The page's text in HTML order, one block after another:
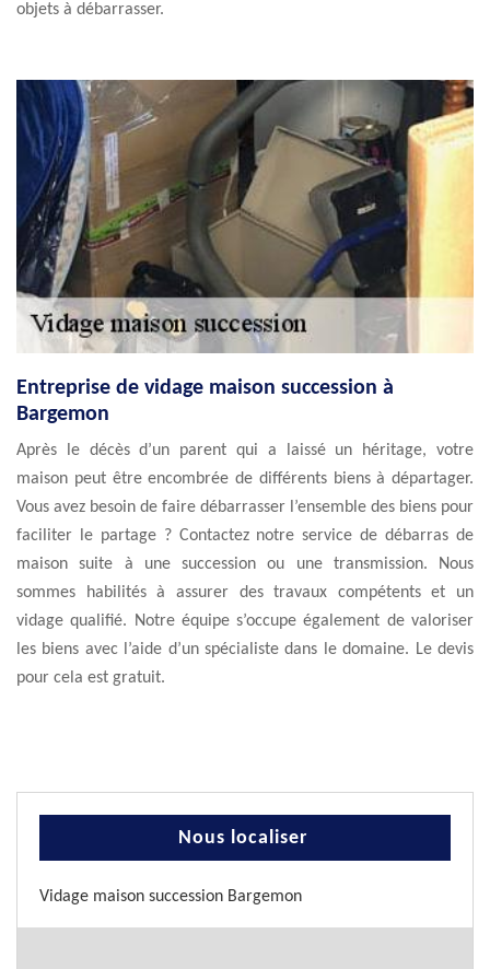
objets à débarrasser.
Entreprise de vidage maison succession à
Bargemon
Après le décès d’un parent qui a laissé un héritage, votre
maison peut être encombrée de différents biens à départager.
Vous avez besoin de faire débarrasser l’ensemble des biens pour
faciliter le partage ? Contactez notre service de débarras de
maison suite à une succession ou une transmission. Nous
sommes habilités à assurer des travaux compétents et un
vidage qualifié. Notre équipe s’occupe également de valoriser
les biens avec l’aide d’un spécialiste dans le domaine. Le devis
pour cela est gratuit.
Nous localiser
Vidage maison succession Bargemon